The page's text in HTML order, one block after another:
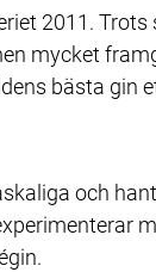
2011.
mycket
bästa gin
och